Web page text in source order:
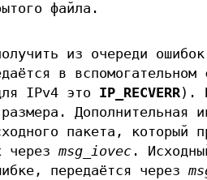
файла.
из очереди
в вспомогательном
IPv4 это IP_RECVERR).
Дополнительная
пакета, который
через msg_iovec.
передаётся через